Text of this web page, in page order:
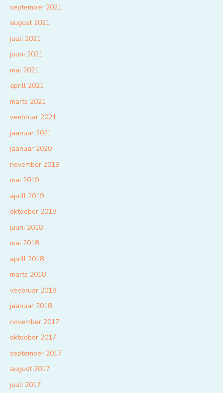
september 2021
august 2021
juuli 2021
juuni 2021
mai 2021
aprill 2021
märts 2021
veebruar 2021
jaanuar 2021
jaanuar 2020
november 2019
mai 2019
aprill 2019
oktoober 2018
juuni 2018
mai 2018
aprill 2018
märts 2018
veebruar 2018
jaanuar 2018
november 2017
oktoober 2017
september 2017
august 2017
juuli 2017